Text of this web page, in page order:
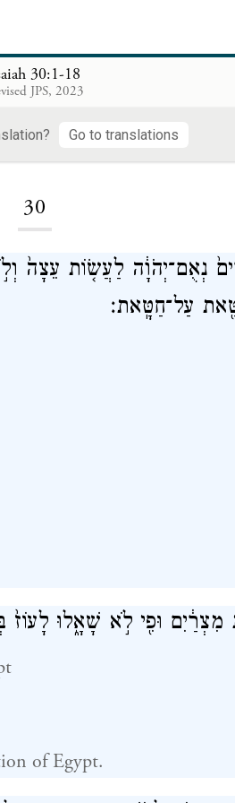
30:1-18
JPS, 2023
Go to translations
30
נְאֻם־יְהֹוָ֔ה לַעֲשׂ֤וֹת עֵצָה֙
עַל־חַטָּֽאת׃
וּפִ֖י לֹ֣א שָׁאָ֑לוּ לָעוֹז֙
of Egypt.